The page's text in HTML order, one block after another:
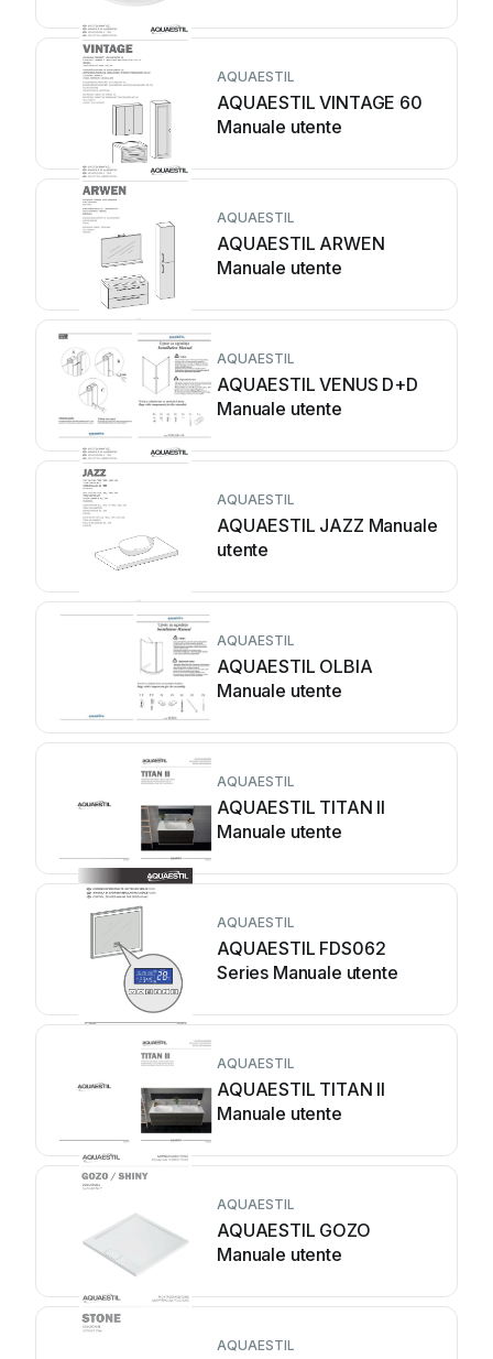
AQUAESTIL
AQUAESTIL VINTAGE 60
Manuale utente
AQUAESTIL
AQUAESTIL ARWEN
Manuale utente
AQUAESTIL
AQUAESTIL VENUS D+D
Manuale utente
AQUAESTIL
AQUAESTIL JAZZ Manuale
utente
AQUAESTIL
AQUAESTIL OLBIA
Manuale utente
AQUAESTIL
AQUAESTIL TITAN II
Manuale utente
AQUAESTIL
AQUAESTIL FDS062
Series Manuale utente
AQUAESTIL
AQUAESTIL TITAN II
Manuale utente
AQUAESTIL
AQUAESTIL GOZO
Manuale utente
AQUAESTIL